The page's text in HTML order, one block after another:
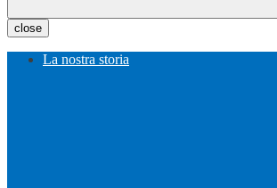
close
La nostra storia